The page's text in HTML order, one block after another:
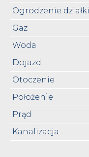
Ogrodzenie działki
Gaz
Woda
Dojazd
Otoczenie
Położenie
Prąd
Kanalizacja